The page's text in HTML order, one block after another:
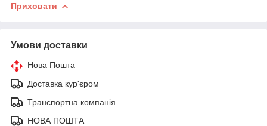
Приховати
Умови доставки
Нова Пошта
Доставка кур'єром
Транспортна компанія
НОВА ПОШТА